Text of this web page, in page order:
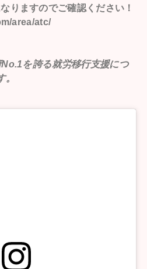
りますのでご確認ください！
area/atc/
を誇る就労移行支援につ